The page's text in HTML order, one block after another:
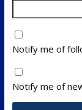
Notify me of
Notify me of